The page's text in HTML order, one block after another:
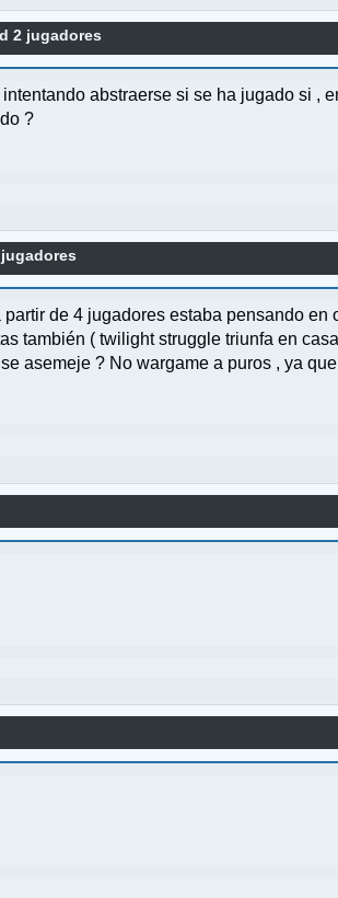
2 jugadores
abstraerse si se ha jugado si ,
?
de 4 jugadores estaba pensando en
también ( twilight struggle triunfa en
asemeje ? No wargame a puros , ya